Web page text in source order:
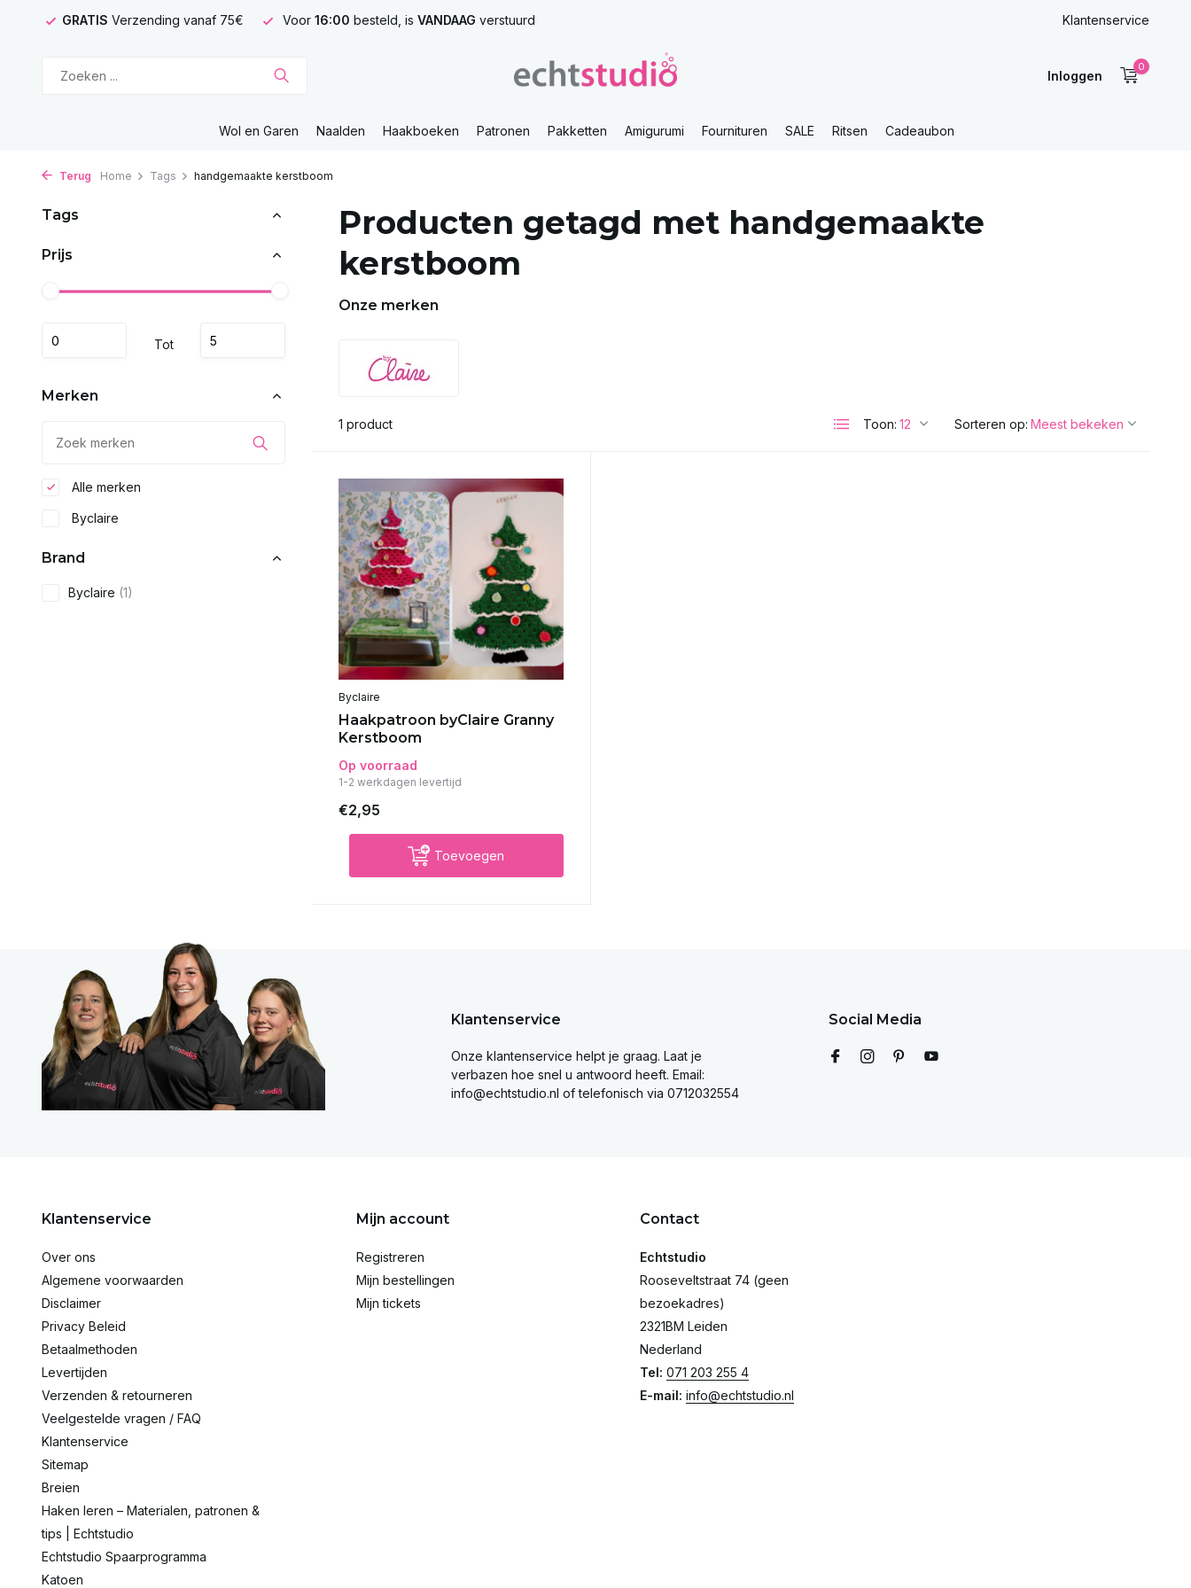
GRATIS Verzending vanaf 75€ Voor 16:00 besteld, is VANDAAG verstuurd Klantenservice
Inloggen
0
Wol en Garen Naalden Haakboeken Patronen Pakketten Amigurumi Fournituren SALE Ritsen Cadeaubon
Terug Home Tags handgemaakte kerstboom
Tags
Prijs
Tot
Merken
Alle merken
Byclaire
Brand
Byclaire (1)
Producten getagd met handgemaakte
kerstboom
Onze merken
1 product Toon: Sorteren op:
Byclaire
Haakpatroon byClaire Granny
Kerstboom
Op voorraad
1-2 werkdagen levertijd
€2,95
Toevoegen
Klantenservice
Onze klantenservice helpt je graag. Laat je
verbazen hoe snel u antwoord heeft. Email:
info@echtstudio.nl of telefonisch via 0712032554
Social Media
Klantenservice
Over ons
Algemene voorwaarden
Disclaimer
Privacy Beleid
Betaalmethoden
Levertijden
Verzenden & retourneren
Veelgestelde vragen / FAQ
Klantenservice
Sitemap
Breien
Haken leren – Materialen, patronen &
tips | Echtstudio
Echtstudio Spaarprogramma
Katoen
Mijn account
Registreren
Mijn bestellingen
Mijn tickets
Contact
Echtstudio
Rooseveltstraat 74 (geen
bezoekadres)
2321BM Leiden
Nederland
Tel: 071 203 255 4
E-mail: info@echtstudio.nl